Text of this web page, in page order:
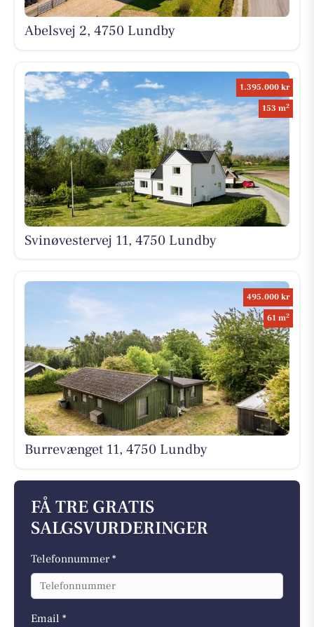
Abelsvej 2, 4750 Lundby
1.395.000 kr
153 m2
Svinøvestervej 11, 4750 Lundby
495.000 kr
61 m2
Burrevænget 11, 4750 Lundby
FÅ TRE GRATIS
SALGSVURDERINGER
Telefonnummer *
Email *